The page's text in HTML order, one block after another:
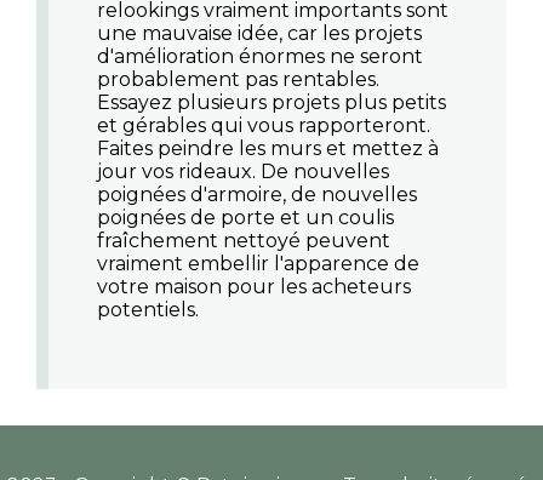
relookings vraiment importants sont
une mauvaise idée, car les projets
d'amélioration énormes ne seront
probablement pas rentables.
Essayez plusieurs projets plus petits
et gérables qui vous rapporteront.
Faites peindre les murs et mettez à
jour vos rideaux. De nouvelles
poignées d'armoire, de nouvelles
poignées de porte et un coulis
fraîchement nettoyé peuvent
vraiment embellir l'apparence de
votre maison pour les acheteurs
potentiels.